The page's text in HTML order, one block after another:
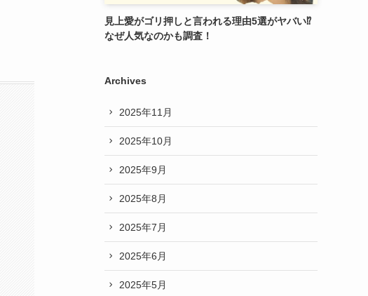
見上愛がゴリ押しと言われる理由5選がヤバい⁉︎
なぜ人気なのかも調査！
Archives
2025年11月
2025年10月
2025年9月
2025年8月
2025年7月
2025年6月
2025年5月